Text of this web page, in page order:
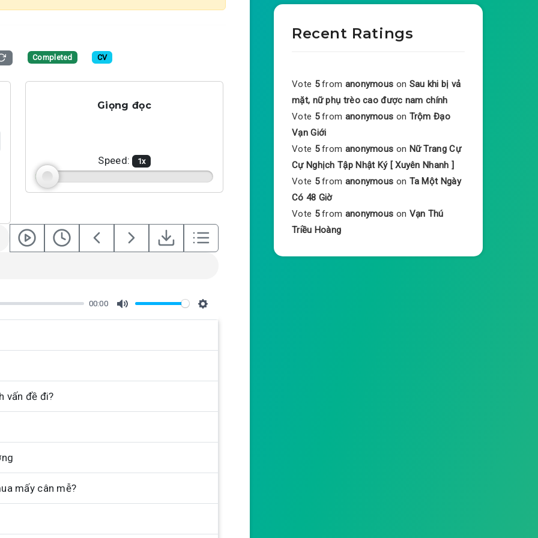
Completed CV
Giọng đọc
Speed: 1x
00:00
M
t
S
t
i
vấn đề đi?
mấy cân mễ?
Recent Ratings
Vote 5 from anonymous on Sau khi bị vả
mặt, nữ phụ trèo cao được nam chính
Vote 5 from anonymous on Trộm Đạo
Vạn Giới
Vote 5 from anonymous on Nữ Trang Cự
Cự Nghịch Tập Nhật Ký [ Xuyên Nhanh ]
Vote 5 from anonymous on Ta Một Ngày
Có 48 Giờ
Vote 5 from anonymous on Vạn Thú
Triều Hoàng